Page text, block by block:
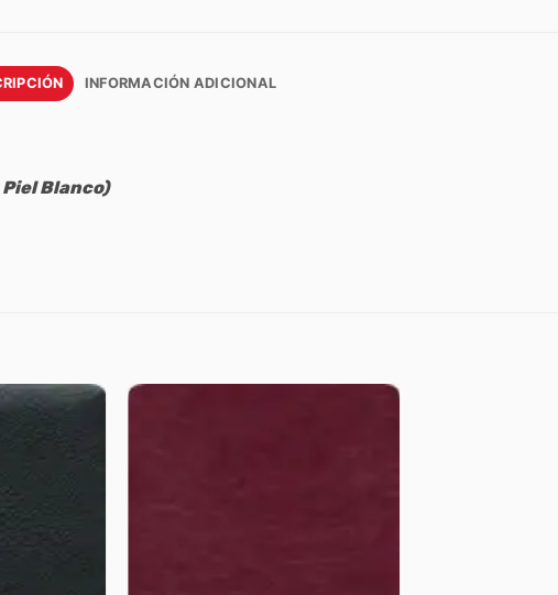
INFORMACIÓN ADICIONAL
Blanco)